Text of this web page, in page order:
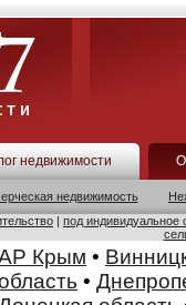
недвижимости
недвижимость
| под индивидуальное
Крым •
•